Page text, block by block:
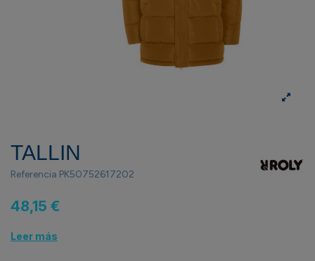
TALLIN
Referencia PK50752617202
48,15 €
Leer más